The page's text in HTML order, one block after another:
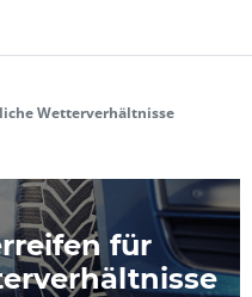
Wetterverhältnisse
für